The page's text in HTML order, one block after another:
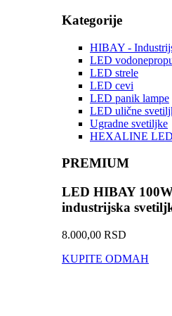
Kategorije
HIBAY -
LED
LED strele
LED cevi
LED panik lampe
LED ulične
Ugradne svetiljke
HEXALINE
PREMIUM
LED HIBAY
industrijska
8.000,00 RSD
KUPITE ODMAH